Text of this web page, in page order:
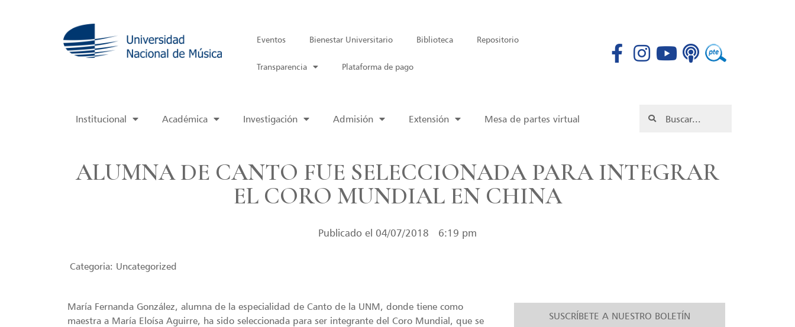
Eventos Bienestar Universitario Biblioteca Repositorio
Transparencia Plataforma de pago
Institucional Académica Investigación Admisión Extensión Mesa de partes virtual
ALUMNA DE CANTO FUE SELECCIONADA PARA INTEGRAR
EL CORO MUNDIAL EN CHINA
Publicado el 04/07/2018 6:19 pm
Categoria: Uncategorized
María Fernanda González, alumna de la especialidad de Canto de la UNM, donde tiene como
maestra a María Eloísa Aguirre, ha sido seleccionada para ser integrante del Coro Mundial, que se
SUSCRÍBETE A NUESTRO BOLETÍN